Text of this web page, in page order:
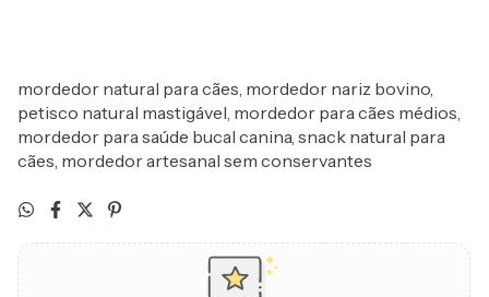
mordedor natural para cães, mordedor nariz bovino,
petisco natural mastigável, mordedor para cães médios,
mordedor para saúde bucal canina, snack natural para
cães, mordedor artesanal sem conservantes